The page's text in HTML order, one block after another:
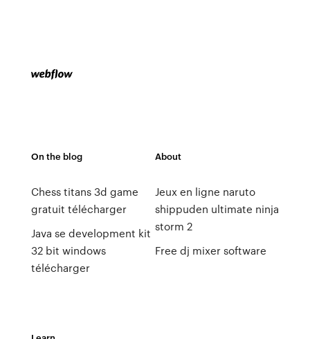
On the blog
Chess titans 3d game
gratuit télécharger
Java se development kit
32 bit windows
télécharger
About
Jeux en ligne naruto
shippuden ultimate ninja
storm 2
Free dj mixer software